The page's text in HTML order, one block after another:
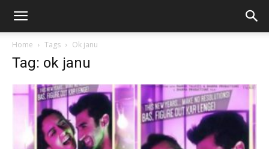
Home Tags Ok janu
Tag: ok janu